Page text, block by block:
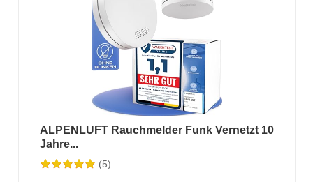
ALPENLUFT Rauchmelder Funk Vernetzt 10
Jahre...
(5)